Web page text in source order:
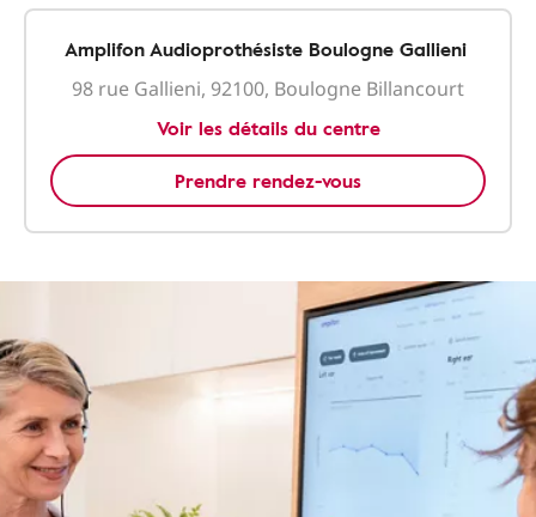
Amplifon Audioprothésiste Boulogne Gallieni
98 rue Gallieni, 92100, Boulogne Billancourt
Voir les détails du centre
Prendre rendez-vous